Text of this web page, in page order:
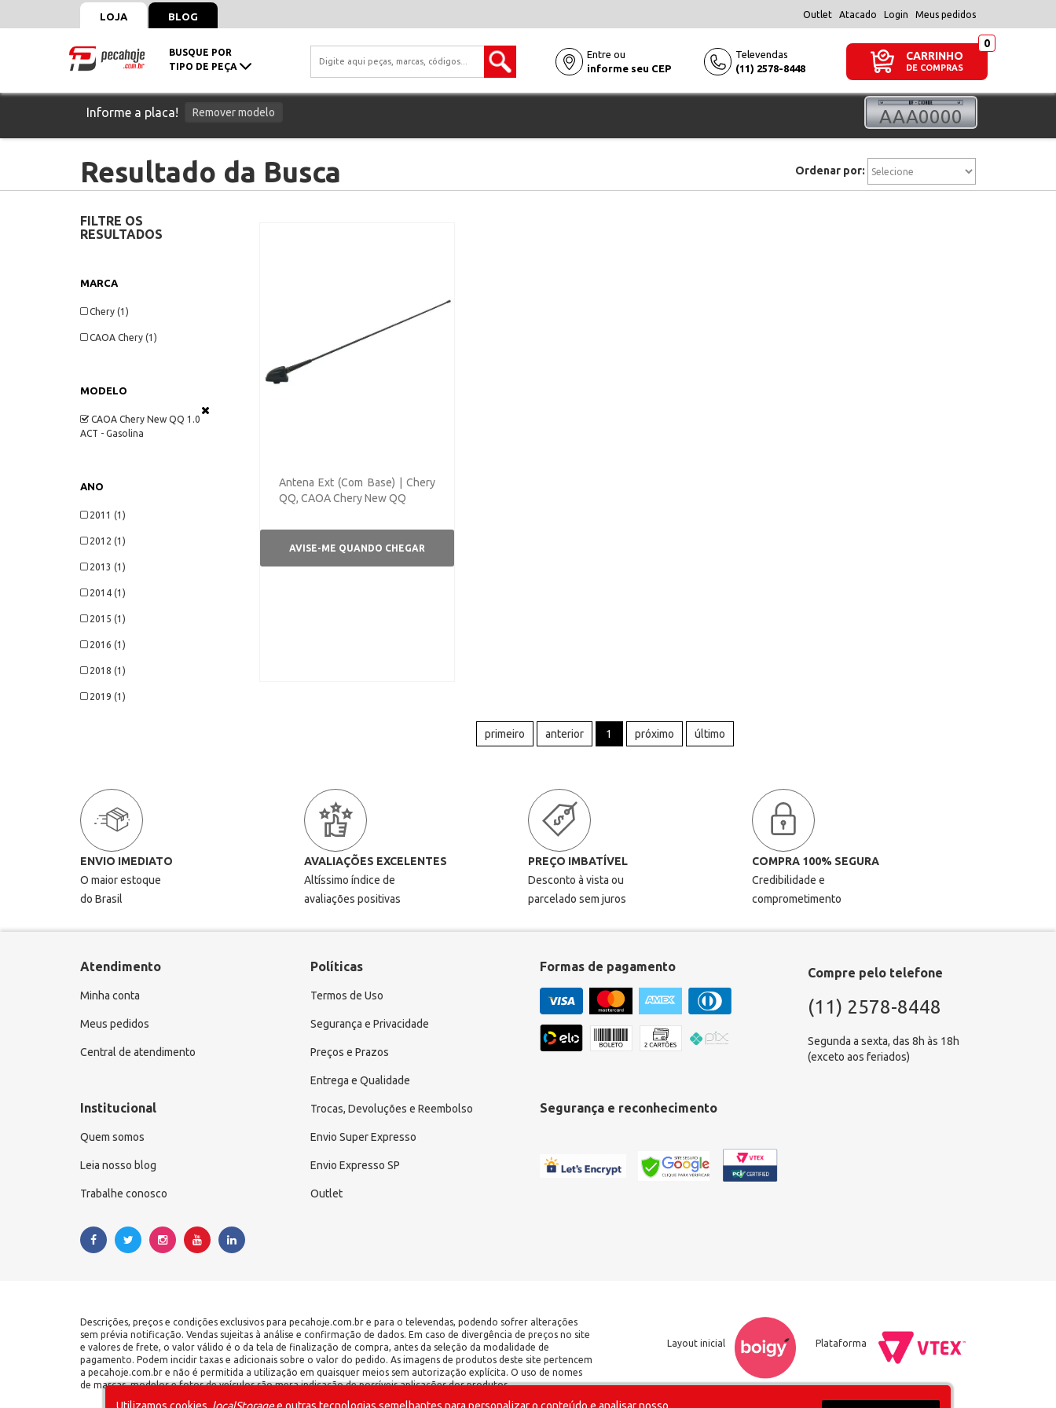
LOJA BLOG Outlet Atacado Login Meus pedidos
BUSQUE POR
TIPO DE PEÇA
Entre ou
informe seu CEP
Televendas
(11) 2578-8448
CARRINHO
DE COMPRAS
Informe a placa! Remover modelo
Resultado da Busca Ordenar por:
FILTRE OS
RESULTADOS
MARCA
Chery (1)
CAOA Chery (1)
MODELO
CAOA Chery New QQ 1.0
ACT - Gasolina
ANO
2011 (1)
2012 (1)
2013 (1)
2014 (1)
2015 (1)
2016 (1)
2018 (1)
2019 (1)
Antena Ext (Com Base) | Chery
QQ, CAOA Chery New QQ
AVISE-ME QUANDO CHEGAR
primeiro anterior 1 próximo último
ENVIO IMEDIATO
O maior estoque
do Brasil
AVALIAÇÕES EXCELENTES
Altíssimo índice de
avaliações positivas
PREÇO IMBATÍVEL
Desconto à vista ou
parcelado sem juros
COMPRA 100% SEGURA
Credibilidade e
comprometimento
Atendimento
Minha conta
Meus pedidos
Central de atendimento
Institucional
Quem somos
Leia nosso blog
Trabalhe conosco
Políticas
Termos de Uso
Segurança e Privacidade
Preços e Prazos
Entrega e Qualidade
Trocas, Devoluções e Reembolso
Envio Super Expresso
Envio Expresso SP
Outlet
Formas de pagamento Compre pelo telefone
(11) 2578-8448
Segunda a sexta, das 8h às 18h
(exceto aos feriados)
Segurança e reconhecimento
Descrições, preços e condições exclusivos para pecahoje.com.br e para o televendas, podendo sofrer alterações
sem prévia notificação. Vendas sujeitas à análise e confirmação de dados. Em caso de divergência de preços no site
e valores de frete, o valor válido é o da tela de finalização de compra, antes da seleção da modalidade de
pagamento. Podem incidir taxas e adicionais sobre o valor do pedido. As imagens de produtos deste site pertencem
a pecahoje.com.br e não é permitida a utilização em quaisquer meios sem autorização explícita. O uso de nomes
de marcas, modelos e fotos de veículos são mera indicação de possíveis aplicações dos produtos.
Layout inicial Plataforma